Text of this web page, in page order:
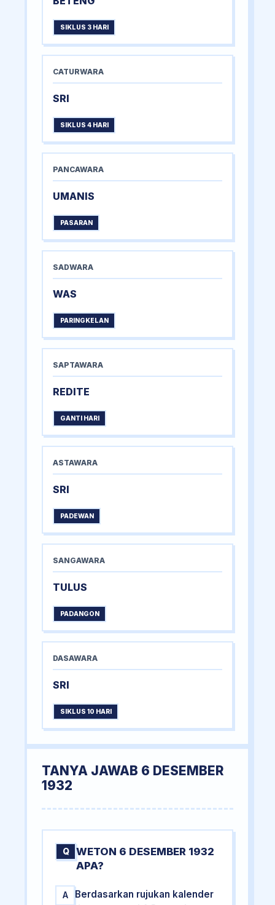
SIKLUS 3 HARI
CATURWARA
SRI
SIKLUS 4 HARI
PANCAWARA
UMANIS
PASARAN
SADWARA
WAS
PARINGKELAN
SAPTAWARA
REDITE
GANTI HARI
ASTAWARA
SRI
PADEWAN
SANGAWARA
TULUS
PADANGON
DASAWARA
SRI
SIKLUS 10 HARI
TANYA JAWAB 6 DESEMBER
1932
Q
WETON 6 DESEMBER 1932
APA?
A
Berdasarkan rujukan kalender